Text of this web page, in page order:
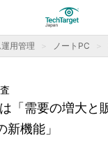
用管理 ノートPC
「需要の増大と
新機能」